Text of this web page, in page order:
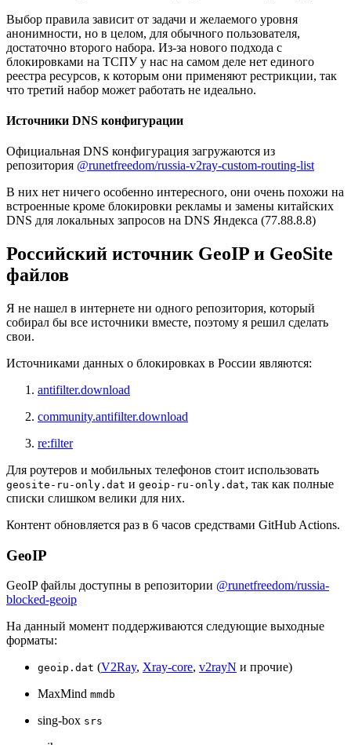
Выбор правила зависит от задачи и желаемого уровня
анонимности, но в целом, для обычного пользователя,
достаточно второго набора. Из-за нового подхода с
блокировками на ТСПУ у нас на самом деле нет единого
реестра ресурсов, к которым они применяют рестрикции, так
что третий набор может работать не идеально.
Источники DNS конфигурации
Официальная DNS конфигурация загружаются из
репозитория @runetfreedom/russia-v2ray-custom-routing-list
В них нет ничего особенно интересного, они очень похожи на
встроенные кроме блокировки рекламы и замены китайских
DNS для локальных запросов на DNS Яндекса (77.88.8.8)
Российский источник GeoIP и GeoSite
файлов
Я не нашел в интернете ни одного репозитория, который
собирал бы все источники вместе, поэтому я решил сделать
свои.
Источниками данных о блокировках в России являются:
antifilter.download
community.antifilter.download
re:filter
Для роутеров и мобильных телефонов стоит использовать
geosite-ru-only.dat и geoip-ru-only.dat, так как полные
списки слишком велики для них.
Контент обновляется раз в 6 часов средствами GitHub Actions.
GeoIP
GeoIP файлы доступны в репозитории @runetfreedom/russia-
blocked-geoip
На данный момент поддерживаются следующие выходные
форматы:
geoip.dat (V2Ray, Xray-core, v2rayN и прочие)
MaxMind mmdb
sing-box srs